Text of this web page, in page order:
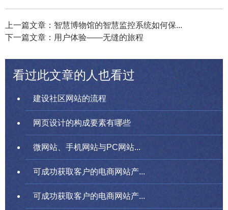
上一篇文章：智慧博物馆的智慧监控系统如何保...
下一篇文章：用户体验——无缝的旅程
看过此文章的人也看过
建设社区网站的流程
网页设计的构成要素有哪些
微网站、手机网站与PC网站...
可成功获取客户的电商网站产...
可成功获取客户的电商网站产...